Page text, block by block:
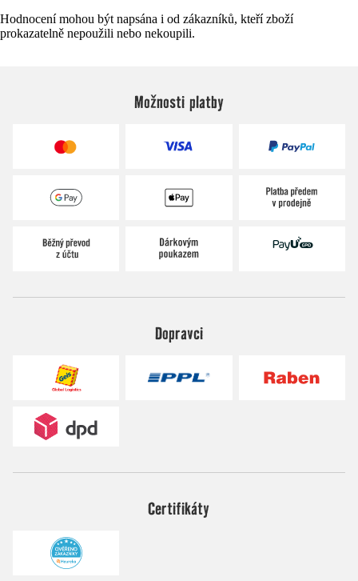
Hodnocení mohou být napsána i od zákazníků, kteří zboží
prokazatelně nepoužili nebo nekoupili.
Možnosti platby
Dopravci
Certifikáty